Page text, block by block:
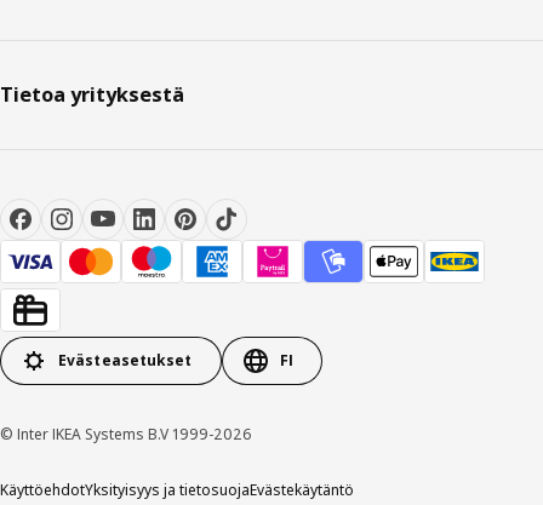
Tietoa yrityksestä
Evästeasetukset FI
© Inter IKEA Systems B.V 1999-2026
KäyttöehdotYksityisyys ja tietosuojaEvästekäytäntö